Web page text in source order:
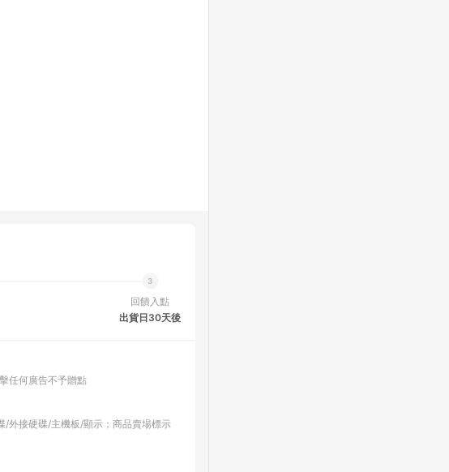
回饋入點
出貨日30天後
任何廣告不予贈點
外接硬碟/主機板/顯示；商品賣場標示